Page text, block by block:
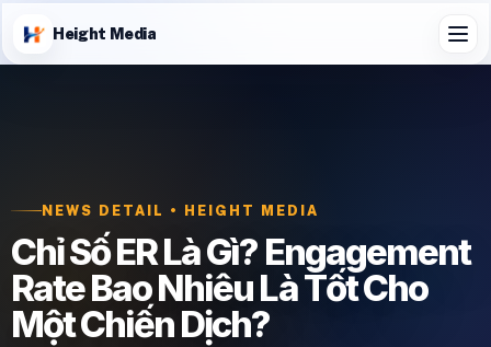
Height Media
NEWS DETAIL • HEIGHT MEDIA
Chỉ Số ER Là Gì? Engagement
Rate Bao Nhiêu Là Tốt Cho
Một Chiến Dịch?